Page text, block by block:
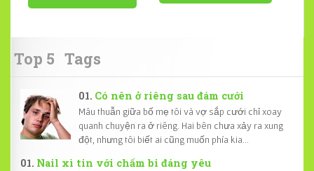
Top 5 Tags
Có nên ở riêng sau đám cưới
Mâu thuẫn giữa bố mẹ tôi và vợ sắp cưới chỉ xoay
quanh chuyện ra ở riêng. Hai bên chưa xảy ra xung
đột, nhưng tôi biết ai cũng muốn phía kia...
Nail xì tin với chấm bi đáng yêu